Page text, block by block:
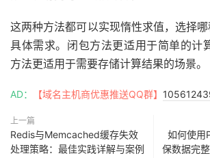
这两种方法都可以实现惰性求值，选择
具体需求。闭包方法更适用于简单的计
方法更适用于需要存储计算结果的场景。
AD： 【域名主机商优惠推送QQ群】
上一篇
Redis与Memcached缓存失效
处理策略：最佳实践详解与案例
如何使用
保数据完